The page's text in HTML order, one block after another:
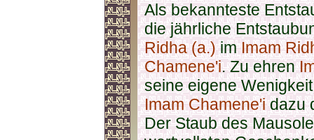
Als bekannteste
die jährliche
Ridha (a.)imImam
Chamene'i. Zu ehren
seine eigene
Imam Chamene'idazu
Der Staub des